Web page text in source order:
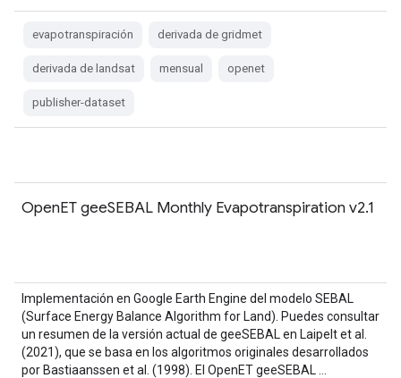
evapotranspiración derivada de gridmet
derivada de landsat mensual openet
publisher-dataset
OpenET geeSEBAL Monthly Evapotranspiration v2.1
Implementación en Google Earth Engine del modelo SEBAL
(Surface Energy Balance Algorithm for Land). Puedes consultar
un resumen de la versión actual de geeSEBAL en Laipelt et al.
(2021), que se basa en los algoritmos originales desarrollados
por Bastiaanssen et al. (1998). El OpenET geeSEBAL …